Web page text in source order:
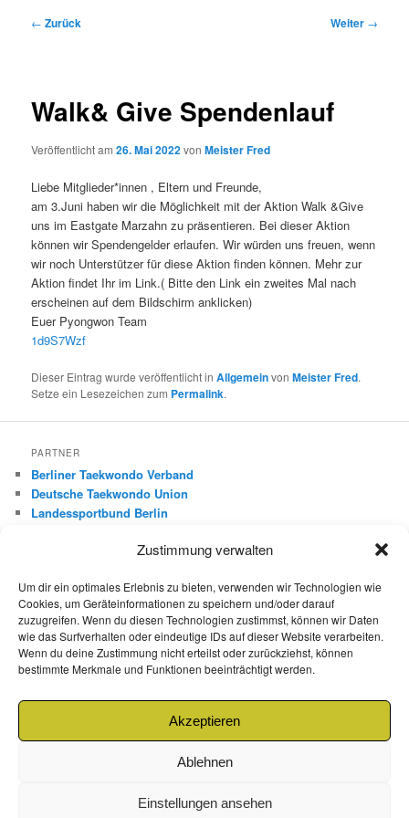
Zustimmung verwalten
Um dir ein optimales Erlebnis zu bieten, verwenden wir Technologien wie
Cookies, um Geräteinformationen zu speichern und/oder darauf
zuzugreifen. Wenn du diesen Technologien zustimmst, können wir Daten
wie das Surfverhalten oder eindeutige IDs auf dieser Website verarbeiten.
Wenn du deine Zustimmung nicht erteilst oder zurückziehst, können
bestimmte Merkmale und Funktionen beeinträchtigt werden.
Akzeptieren
Ablehnen
Einstellungen ansehen
Beitragsnavigation
← Zurück Weiter →
Walk& Give Spendenlauf
Veröffentlicht am26. Mai 2022vonMeister Fred
Liebe Mitglieder*innen , Eltern und Freunde,
am 3.Juni haben wir die Möglichkeit mit der Aktion Walk &Give
uns im Eastgate Marzahn zu präsentieren. Bei dieser Aktion
können wir Spendengelder erlaufen. Wir würden uns freuen, wenn
wir noch Unterstützer für diese Aktion finden können. Mehr zur
Aktion findet Ihr im Link.( Bitte den Link ein zweites Mal nach
erscheinen auf dem Bildschirm anklicken)
Euer Pyongwon Team
1d9S7Wzf
Dieser Eintrag wurde veröffentlicht inAllgemeinvonMeister Fred.
Setze ein Lesezeichen zum Permalink.
PARTNER
Berliner Taekwondo Verband
Deutsche Taekwondo Union
Landessportbund Berlin
Roman Boxberger – mobile Leistungsdiagnostik
Dirk Ritt – Red Dragon
Mo-Hwa Park – 540Grad.de
Gültekin Özcifci – Fight Shop Berlin
Kukkiwon Demonstration Team
Feuersozietät Berlin Brandenburg
Datenschutzerklärung Mit Stolz präsentiert von WordPress